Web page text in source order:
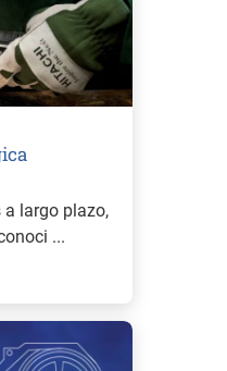
a largo plazo,
...